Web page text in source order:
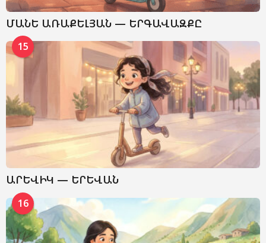
ՄԱՆԵ ԱՌԱՔԵԼՅԱՆ — ԵՐԳԱՎԱԶՔԸ
15
ԱՐԵՎԻԿ — ԵՐԵՎԱՆ
16